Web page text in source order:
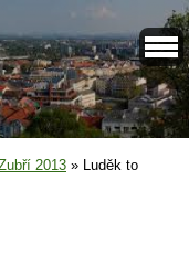
2013 » Luděk to